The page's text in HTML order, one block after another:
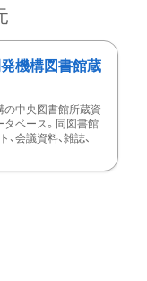
機構図書館蔵
の中央図書館所蔵資
ベース。同図書館
会議資料、雑誌、